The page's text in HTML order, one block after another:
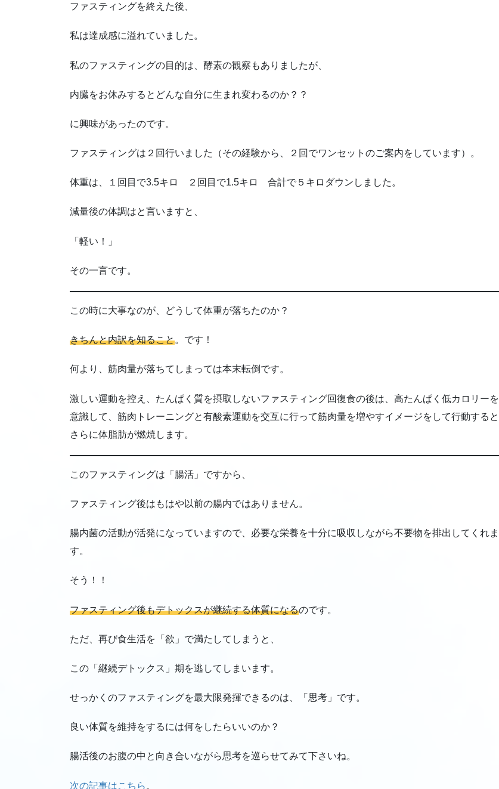
ファスティングを終えた後、
私は達成感に溢れていました。
私のファスティングの目的は、酵素の観察もありましたが、
内臓をお休みするとどんな自分に生まれ変わるのか？？
に興味があったのです。
ファスティングは２回行いました（その経験から、２回でワンセットのご案内をしています）。
体重は、１回目で3.5キロ ２回目で1.5キロ 合計で５キロダウンしました。
減量後の体調はと言いますと、
「軽い！」
その一言です。
この時に大事なのが、どうして体重が落ちたのか？
きちんと内訳を知ること。です！
何より、筋肉量が落ちてしまっては本末転倒です。
激しい運動を控え、たんぱく質を摂取しないファスティング回復食の後は、高たんぱく低カロリーを
意識して、筋肉トレーニングと有酸素運動を交互に行って筋肉量を増やすイメージをして行動すると
さらに体脂肪が燃焼します。
このファスティングは「腸活」ですから、
ファスティング後はもはや以前の腸内ではありません。
腸内菌の活動が活発になっていますので、必要な栄養を十分に吸収しながら不要物を排出してくれま
す。
そう！！
ファスティング後もデトックスが継続する体質になるのです。
ただ、再び食生活を「欲」で満たしてしまうと、
この「継続デトックス」期を逃してしまいます。
せっかくのファスティングを最大限発揮できるのは、「思考」です。
良い体質を維持をするには何をしたらいいのか？
腸活後のお腹の中と向き合いながら思考を巡らせてみて下さいね。
次の記事はこちら 。